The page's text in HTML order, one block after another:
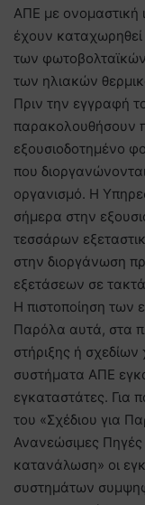
ΑΠΕ με ονομαστική
έχουν
των
των ηλιακών
Πριν την εγγραφή
παρακολουθήσουν
εξουσιοδοτημένο
που
οργανισμό. Η
σήμερα στην
τεσσάρων
στην διοργάνωση
εξετάσεων σε
Η πιστοποίηση των
Παρόλα αυτά, στα
στήριξης ή σχεδίων
συστήματα ΑΠΕ
εγκαταστάτες. Για
του «Σχέδιου για
Ανανεώσιμες Πηγές
κατανάλωση» οι
συστημάτων